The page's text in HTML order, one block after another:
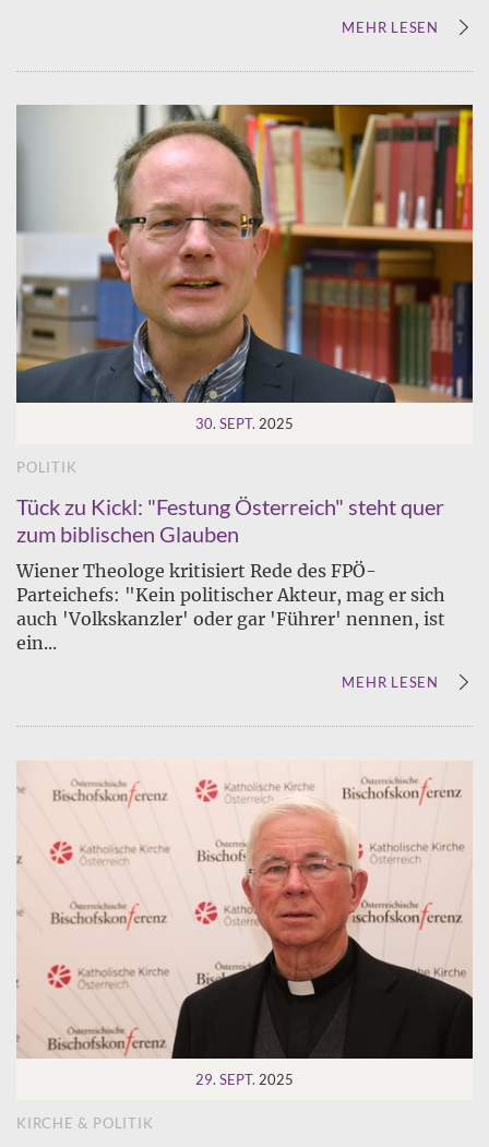
MEHR LESEN
30. SEPT. 2025
POLITIK
Tück zu Kickl: "Festung Österreich" steht quer
zum biblischen Glauben
Wiener Theologe kritisiert Rede des FPÖ-
Parteichefs: "Kein politischer Akteur, mag er sich
auch 'Volkskanzler' oder gar 'Führer' nennen, ist
ein...
MEHR LESEN
29. SEPT. 2025
KIRCHE & POLITIK